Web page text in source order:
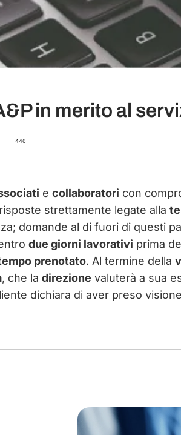
in merito al
446
e collaboratori con
strettamente legate alla
domande al di fuori di questi
due giorni lavorativi prima
prenotato. Al termine della
, che la direzione valuterà a sua
dichiara di aver preso